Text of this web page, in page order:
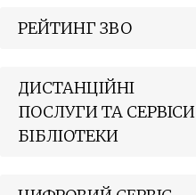
РЕЙТИНГ ЗВО
ДИСТАНЦІЙНІ
ПОСЛУГИ ТА СЕРВІСИ
БІБЛІОТЕКИ